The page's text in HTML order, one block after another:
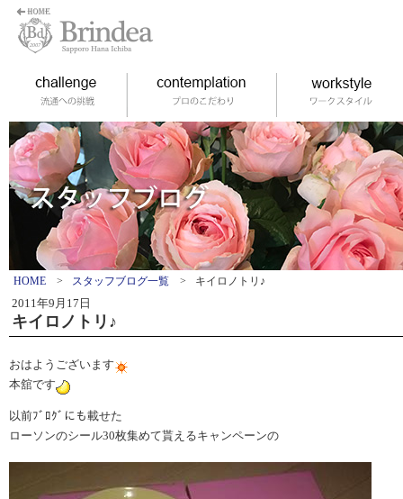
HOME > スタッフブログ一覧 > キイロノトリ♪
2011年9月17日
キイロノトリ♪
おはようございます
本舘です
以前ﾌﾞﾛｸﾞにも載せた
ローソンのシール30枚集めて貰えるキャンペーンの